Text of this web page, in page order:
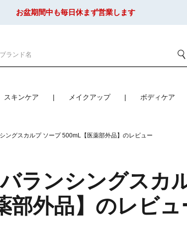
お盆期間中も毎日休まず営業します
スキンケア メイクアップ ボディケア
ングスカルプ ソープ 500mL【医薬部外品】のレビュー
ランシングスカ
部外品】のレビュ